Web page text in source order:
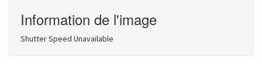
Information de l'image
Shutter Speed Unavailable